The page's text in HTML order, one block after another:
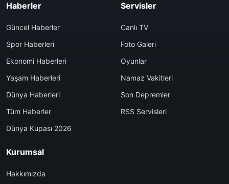
Haberler
Güncel Haberler
Spor Haberleri
Ekonomi Haberleri
Yaşam Haberleri
Dünya Haberleri
Tüm Haberler
Dünya Kupası 2026
Servisler
Canlı TV
Foto Galeri
Oyunlar
Namaz Vakitleri
Son Depremler
RSS Servisleri
Kurumsal
Hakkımızda